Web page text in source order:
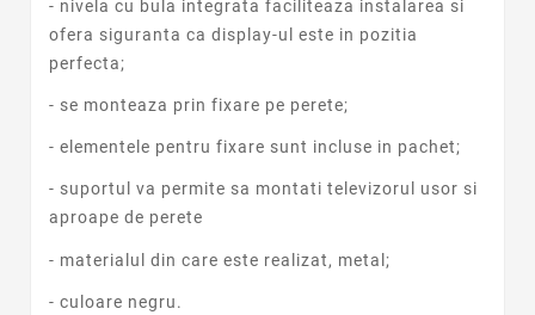
- nivela cu bula integrata faciliteaza instalarea si
ofera siguranta ca display-ul este in pozitia
perfecta;
- se monteaza prin fixare pe perete;
- elementele pentru fixare sunt incluse in pachet;
- suportul va permite sa montati televizorul usor si
aproape de perete
- materialul din care este realizat, metal;
- culoare negru.